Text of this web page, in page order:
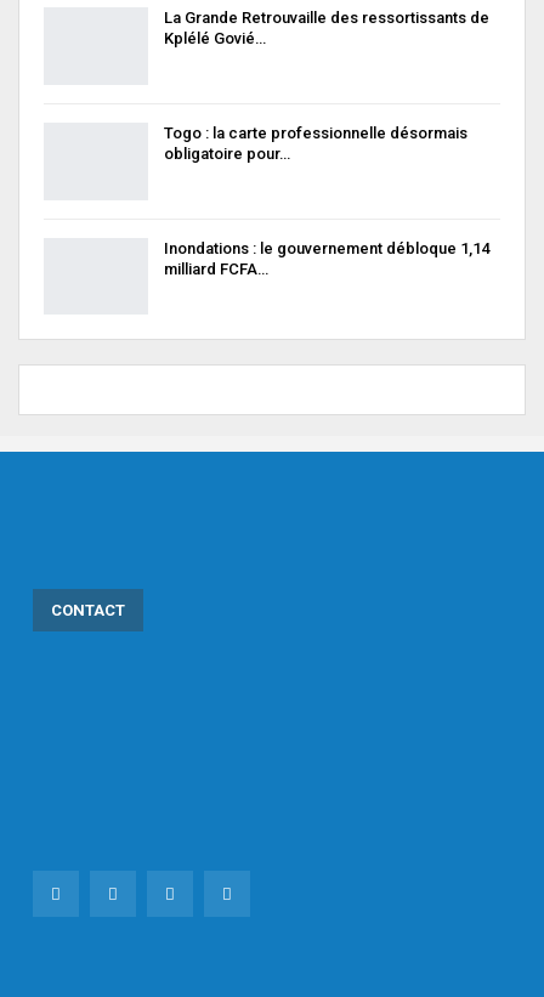
La Grande Retrouvaille des ressortissants de
Kplélé Govié…
Togo : la carte professionnelle désormais
obligatoire pour…
Inondations : le gouvernement débloque 1,14
milliard FCFA…
CONTACT